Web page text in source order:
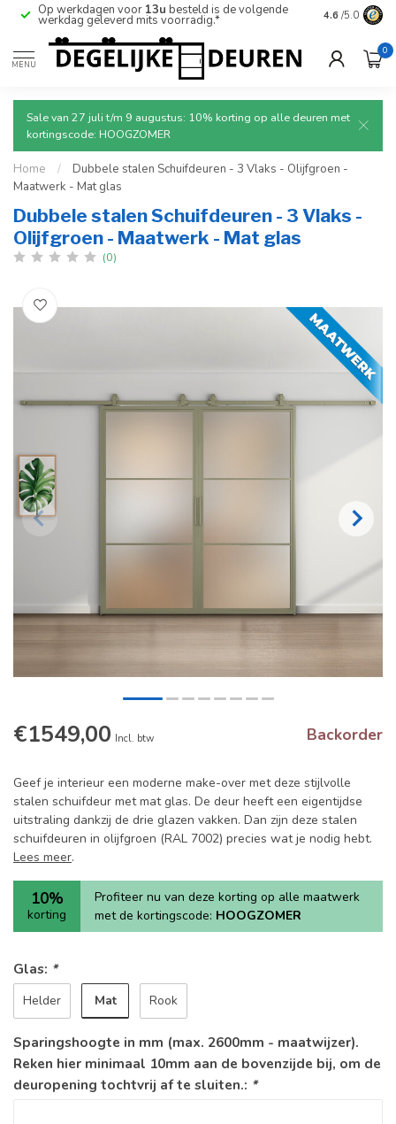
Op werkdagen voor 13u besteld is de volgende
werkdag geleverd mits voorradig.*
Ruim aanbod
deuren.
4.6 /5.0
MENU
0
Sale van 27 juli t/m 9 augustus: 10% korting op alle deuren met
kortingscode: HOOGZOMER
Home /
Dubbele stalen Schuifdeuren - 3 Vlaks - Olijfgroen -
Maatwerk - Mat glas
Dubbele stalen Schuifdeuren - 3 Vlaks -
Olijfgroen - Maatwerk - Mat glas
(0)
€1549,00 Incl. btw Backorder
Geef je interieur een moderne make-over met deze stijlvolle
stalen schuifdeur met mat glas. De deur heeft een eigentijdse
uitstraling dankzij de drie glazen vakken. Dan zijn deze stalen
schuifdeuren in olijfgroen (RAL 7002) precies wat je nodig hebt.
Lees meer.
10%
korting
Profiteer nu van deze korting op alle maatwerk
met de kortingscode: HOOGZOMER
Glas: *
Helder Mat Rook
Sparingshoogte in mm (max. 2600mm - maatwijzer).
Reken hier minimaal 10mm aan de bovenzijde bij, om de
deuropening tochtvrij af te sluiten.: *